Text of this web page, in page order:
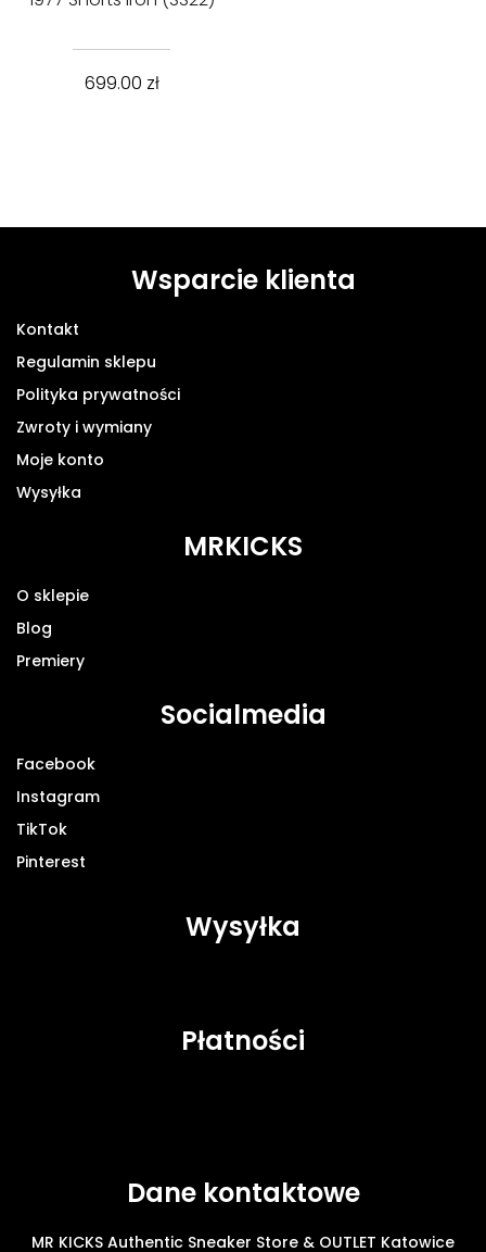
699.00 zł
Wsparcie klienta
Kontakt
Regulamin sklepu
Polityka prywatności
Zwroty i wymiany
Moje konto
Wysyłka
MRKICKS
O sklepie
Blog
Premiery
Socialmedia
Facebook
Instagram
TikTok
Pinterest
Wysyłka
Płatności
Dane kontaktowe
MR KICKS Authentic Sneaker Store & OUTLET Katowice